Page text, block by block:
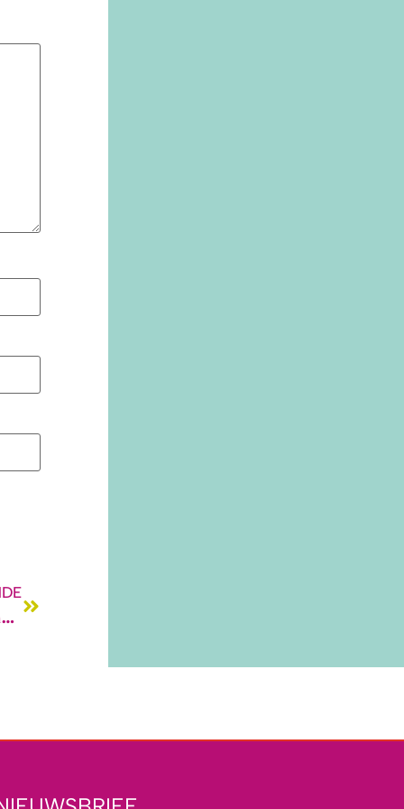
Van somber naar stralend in 3 uur – hoe naaien je humeur kan veranderen